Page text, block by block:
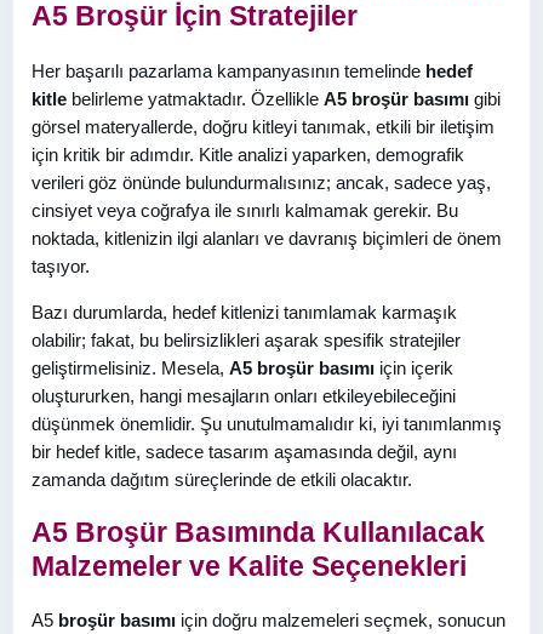
A5 Broşür İçin Stratejiler
Her başarılı pazarlama kampanyasının temelinde hedef
kitle belirleme yatmaktadır. Özellikle A5 broşür basımı gibi
görsel materyallerde, doğru kitleyi tanımak, etkili bir iletişim
için kritik bir adımdır. Kitle analizi yaparken, demografik
verileri göz önünde bulundurmalısınız; ancak, sadece yaş,
cinsiyet veya coğrafya ile sınırlı kalmamak gerekir. Bu
noktada, kitlenizin ilgi alanları ve davranış biçimleri de önem
taşıyor.
Bazı durumlarda, hedef kitlenizi tanımlamak karmaşık
olabilir; fakat, bu belirsizlikleri aşarak spesifik stratejiler
geliştirmelisiniz. Mesela, A5 broşür basımı için içerik
oluştururken, hangi mesajların onları etkileyebileceğini
düşünmek önemlidir. Şu unutulmamalıdır ki, iyi tanımlanmış
bir hedef kitle, sadece tasarım aşamasında değil, aynı
zamanda dağıtım süreçlerinde de etkili olacaktır.
A5 Broşür Basımında Kullanılacak
Malzemeler ve Kalite Seçenekleri
A5 broşür basımı için doğru malzemeleri seçmek, sonucun